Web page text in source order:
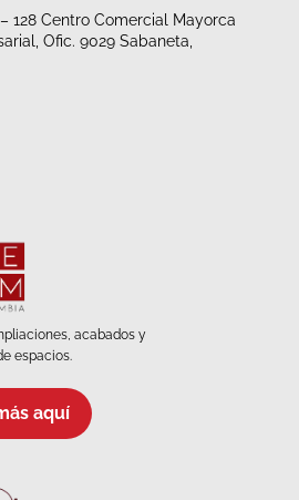
128 Centro Comercial Mayorca
Ofic. 9029 Sabaneta,
acabados y
espacios.
aquí